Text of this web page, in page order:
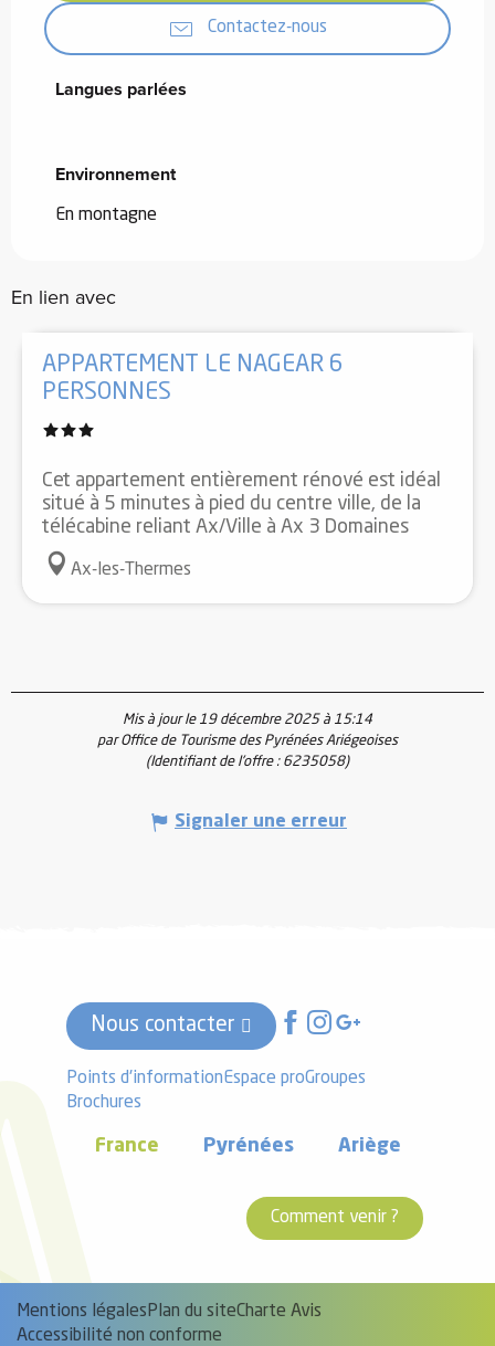
Contactez-nous
Langues parlées
Langues parlées
Environnement
Environnement
En montagne
En lien avec
APPARTEMENT LE NAGEAR 6
PERSONNES
Cet appartement entièrement rénové est idéal
situé à 5 minutes à pied du centre ville, de la
télécabine reliant Ax/Ville à Ax 3 Domaines
Ax-les-Thermes
Mis à jour le 19 décembre 2025 à 15:14
par Office de Tourisme des Pyrénées Ariégeoises
(Identifiant de l'offre : 6235058)
Signaler une erreur
Nous contacter
Points d'informationEspace proGroupes
Brochures
France Pyrénées Ariège
Comment venir ?
Mentions légales Plan du siteCharte Avis
Accessibilité non conforme